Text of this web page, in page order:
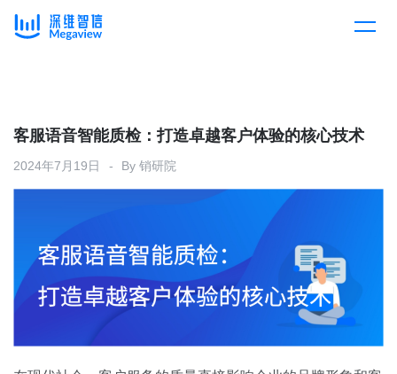
产品总览
产品集成
下载客户端
解决方案
按行业
消费医疗
汽车
客户案例
开放平台
定价
资源中心
客服语音智能质检：打造卓越客户体验的核心技术
2024年7月19日 By 销研院